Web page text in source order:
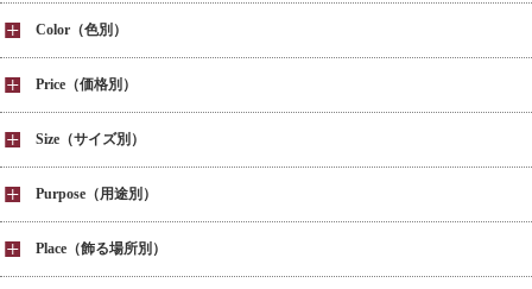
Color（色別）
Price（価格別）
Size（サイズ別）
Purpose（用途別）
Place（飾る場所別）